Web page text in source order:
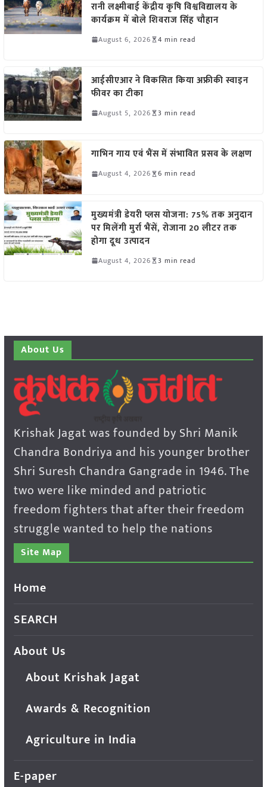
रानी लक्ष्मीबाई केंद्रीय कृषि विश्वविद्यालय के
कार्यक्रम में बोले शिवराज सिंह चौहान
August 6, 2026 4 min read
आईसीएआर ने विकसित किया अफ्रीकी स्वाइन
फीवर का टीका
August 5, 2026 3 min read
गाभिन गाय एवं भैंस में संभावित प्रसव के लक्षण
August 4, 2026 6 min read
मुख्यमंत्री डेयरी प्लस योजना: 75% तक अनुदान
पर मिलेंगी मुर्रा भैंसें, रोजाना 20 लीटर तक
होगा दूध उत्पादन
August 4, 2026 3 min read
About Us
Krishak Jagat was founded by Shri Manik
Chandra Bondriya and his younger brother
Shri Suresh Chandra Gangrade in 1946. The
two were like minded and patriotic
freedom fighters that after their freedom
struggle wanted to help the nations
Site Map
Home
SEARCH
About Us
About Krishak Jagat
Awards & Recognition
Agriculture in India
E-paper